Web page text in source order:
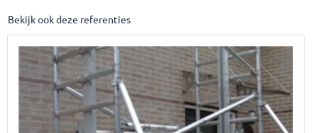
Bekijk ook deze referenties